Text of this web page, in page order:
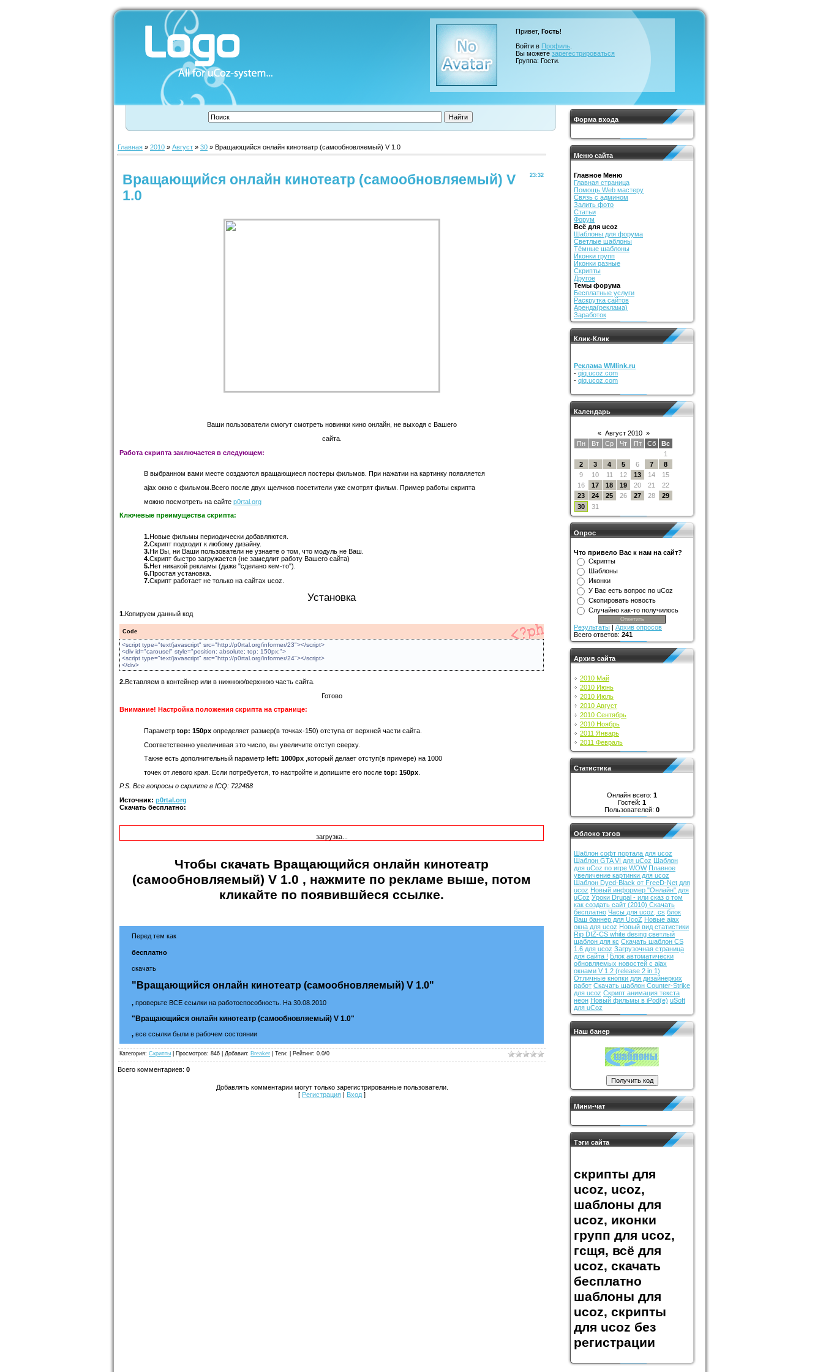
Привет, Гость!
Войти в Профиль
Вы можете зарегестрироваться
Группа: Гости.
Форма входа
Меню сайта
Главное Меню
Главная страница
Помощь Web мастеру
Связь с админом
Залить фото
Статьи
Форум
Всё для ucoz
Шаблоны для форума
Светлые шаблоны
Тёмные шаблоны
Иконки групп
Иконки разные
Скрипты
Другое
Темы форума
Бесплатные услуги
Раскрутка сайтов
Аренда(реклама)
Заработок
Клик-Клик
Реклама WMlink.ru
- qiq.ucoz.com
- qiq.ucoz.com
Календарь
« Август 2010 »
Пн
Вт Ср Чт Пт Сб
Вс
1
2
3 4 5 6 7
8
9
10 11 12 13 14
15
16
17 18 19 20 21
22
23
24 25 26 27 28
29
30
31
Опрос
Что привело Вас к нам на сайт?
Скрипты
Шаблоны
Иконки
У Вас есть вопрос по uCoz
Скопировать новость
Случайно как-то получилось
Результаты | Архив опросов
Всего ответов: 241
Архив сайта
2010 Май
2010 Июнь
2010 Июль
2010 Август
2010 Сентябрь
2010 Ноябрь
2011 Январь
2011 Февраль
Статистика
Онлайн всего: 1
Гостей: 1
Пользователей: 0
Облоко тэгов
Шаблон софт портала для ucoz
Шаблон GTA VI для uCoz Шаблон
для uCoz по игре WOW Плавное
увеличение картинки для ucoz
Шаблон Dyed-Black от FreeD-Net для
ucoz Новый информер "Онлайн" для
uCoz Уроки Drupal - или сказ о том
как создать сайт (2010) Скачать
бесплатно Часы для ucoz, cs блок
Ваш баннер для UcoZ Новые ajax
окна для ucoz Новый вид статистики
Rip DIZ-CS white desing светлый
шаблон для кс Скачать шаблон CS
1.6 для ucoz Загрузочная страница
для сайта ! Блок автоматически
обновляемых новостей с ajax
окнами V 1.2 (release 2 in 1)
Отличные кнопки для дизайнерких
работ Cкачать шаблон Counter-Strike
для ucoz Скрипт анимация текста
неон Новый фильмы в iPod(е) uSoft
для uCoz
Наш банер
Мини-чат
Тэги сайта
скрипты для
ucoz, ucoz,
шаблоны для
ucoz, иконки
групп для ucoz,
гсщя, всё для
ucoz, скачать
бесплатно
шаблоны для
ucoz, скрипты
для ucoz без
регистрации
Главная » 2010 » Август » 30 » Вращающийся онлайн кинотеатр (самообновляемый) V 1.0
23:32
Вращающийся онлайн кинотеатр (самообновляемый) V
1.0
Ваши пользователи смогут смотреть новинки кино онлайн, не выходя с Вашего
сайта.
Работа скрипта заключается в следующем:
В выбранном вами месте создаются вращающиеся постеры фильмов. При нажатии на картинку появляется
ajax окно с фильмом.Всего после двух щелчков посетители уже смотрят фильм. Пример работы скрипта
можно посмотреть на сайте p0rtal.org
Ключевые преимущества скрипта:
1.Новые фильмы периодически добавляются.
2.Скрипт подходит к любому дизайну.
3.Ни Вы, ни Ваши пользователи не узнаете о том, что модуль не Ваш.
4.Скрипт быстро загружается (не замедлит работу Вашего сайта)
5.Нет никакой рекламы (даже "сделано кем-то").
6.Простая установка.
7.Скрипт работает не только на сайтах ucoz.
Установка
1.Копируем данный код
Code
<script type="text/javascript" src="http://p0rtal.org/informer/23"></script>
<div id="carousel" style="position: absolute; top: 150px;">
<script type="text/javascript" src="http://p0rtal.org/informer/24"></script>
</div>
2.Вставляем в контейнер или в нижнюю/верхнюю часть сайта.
Готово
Внимание! Настройка положения скрипта на странице:
Параметр top: 150px определяет размер(в точках-150) отступа от верхней части сайта.
Соответственно увеличивая это число, вы увеличите отступ сверху.
Также есть дополнительный параметр left: 1000px ,который делает отступ(в примере) на 1000
точек от левого края. Если потребуется, то настройте и допишите его после top: 150px
P.S. Все вопросы о скрипте в ICQ: 722488
Источник: p0rtal.org
Скачать бесплатно:
загрузка...
Чтобы скачать Вращающийся онлайн кинотеатр
(самообновляемый) V 1.0 , нажмите по рекламе выше, потом
кликайте по появившйеся ссылке.
Перед тем как
бесплатно
скачать
"Вращающийся онлайн кинотеатр (самообновляемый) V 1.0"
, проверьте ВСЕ ссылки на работоспособность. На 30.08.2010
"Вращающийся онлайн кинотеатр (самообновляемый) V 1.0"
, все ссылки были в рабочем состоянии
Категория: Скрипты Просмотров: 846 | Добавил: Breaker | Теги: | Рейтинг: 0.0/0
Всего комментариев: 0
Добавлять комментарии могут только зарегистрированные пользователи.
[ Регистрация | Вход ]